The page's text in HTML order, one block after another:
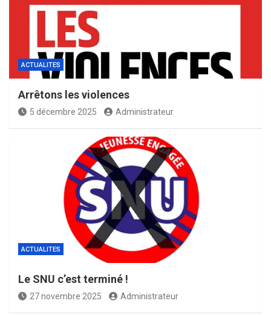
ACTUALITES
Arrêtons les violences
5 décembre 2025 Administrateur
ACTUALITES
Le SNU c’est terminé !
27 novembre 2025 Administrateur